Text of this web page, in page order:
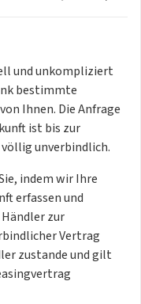
äußeren
mit Gurtstraffer für
Back-
und unkompliziert
bestimmte
Ihnen. Die Anfrage
ist bis zur
unverbindlich.
indem wir Ihre
erfassen und
zur
Vertrag
zustande und gilt